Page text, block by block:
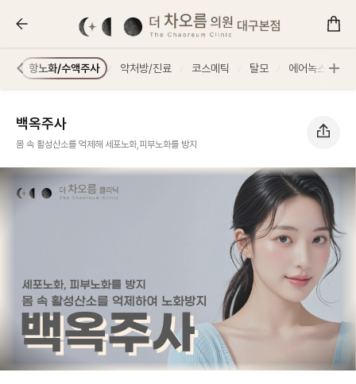
항노화/수액주사 약처방/진료 코스메틱 탈모 에어녹스
백옥주사
몸 속 활성산소를 억제해 세포노화,피부노화를 방지